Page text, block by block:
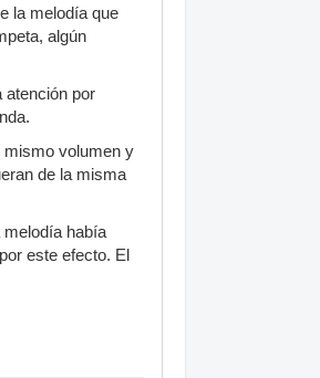
la melodía que
algún
atención por
mismo volumen y
de la misma
melodía había
este efecto. El